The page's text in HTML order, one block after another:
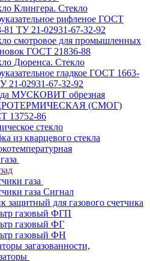
Клингера. Стекло
рифленое ГОСТ
81 ТУ 21-02931-67-32-92
смотровое для промышленных
ГОСТ 21836-88
Дюренса. Стекло
гладкое ГОСТ 1663-
21-02931-67-32-92
МУСКОВИТ обрезная
(СМОГ)
13752-86
стекло
из кварцевого стекла
газа
газа Сигнал
защитный для газового счетчика
газовый ФГП
газовый ФГ
газовый ФН
загазованности,